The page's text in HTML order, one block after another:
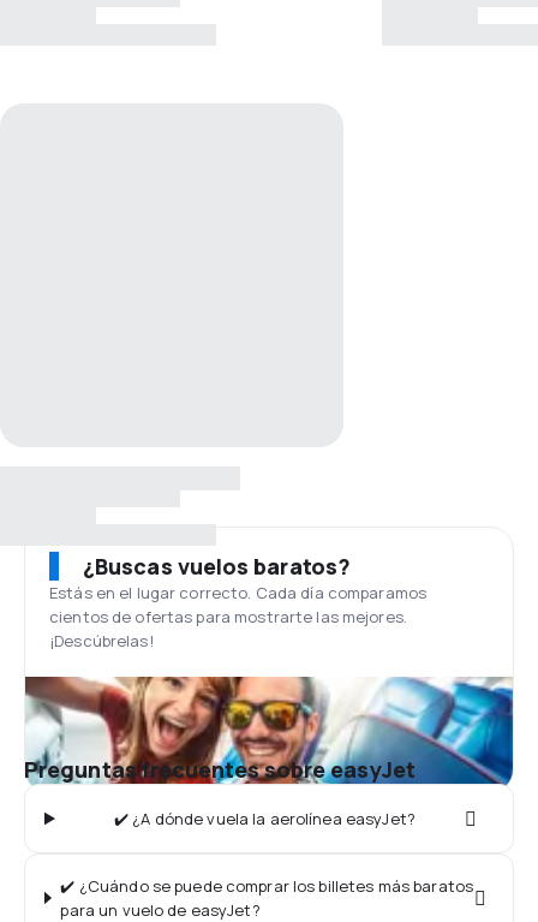
¿Buscas vuelos baratos?
Estás en el lugar correcto. Cada día comparamos
cientos de ofertas para mostrarte las mejores.
¡Descúbrelas!
Preguntas frecuentes sobre easyJet
✔️ ¿A dónde vuela la aerolínea easyJet?
✔️ ¿Cuándo se puede comprar los billetes más baratos
para un vuelo de easyJet?